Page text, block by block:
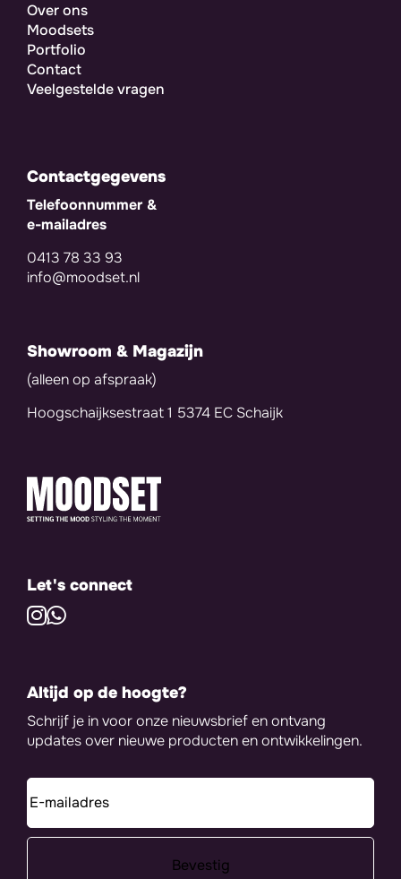
Over ons
Moodsets
Portfolio
Contact
Veelgestelde vragen
Contactgegevens
Telefoonnummer &
e-mailadres
0413 78 33 93
info@moodset.nl
Showroom & Magazijn
(alleen op afspraak)
Hoogschaijksestraat 1 5374 EC Schaijk
Let's connect
Altijd op de hoogte?
Schrijf je in voor onze nieuwsbrief en ontvang
updates over nieuwe producten en ontwikkelingen.